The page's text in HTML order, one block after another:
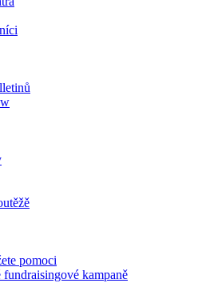
pomoci
fundraisingové kampaně